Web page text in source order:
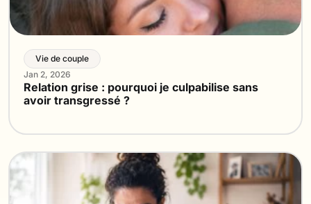
Vie de couple
Jan 2, 2026
Relation grise : pourquoi je culpabilise sans
avoir transgressé ?